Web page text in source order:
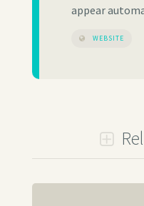
appear
WEBSITE